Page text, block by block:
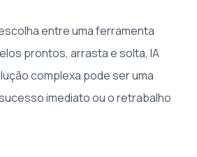
entre uma ferramenta
prontos, arrasta e solta, IA
complexa pode ser uma
imediato ou o retrabalho